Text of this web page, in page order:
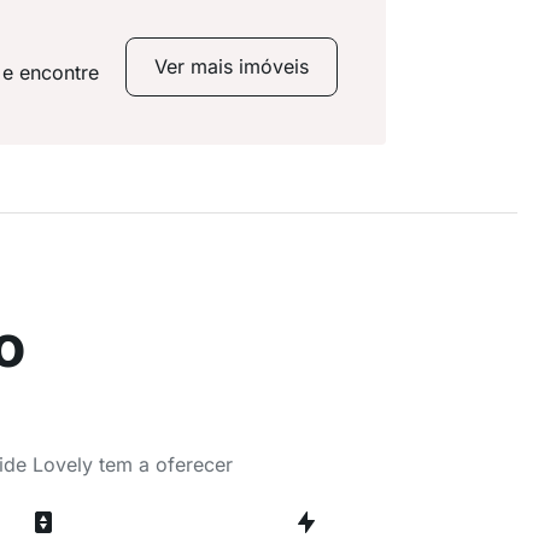
encontre
Ver mais imóveis
Lovely tem a oferecer